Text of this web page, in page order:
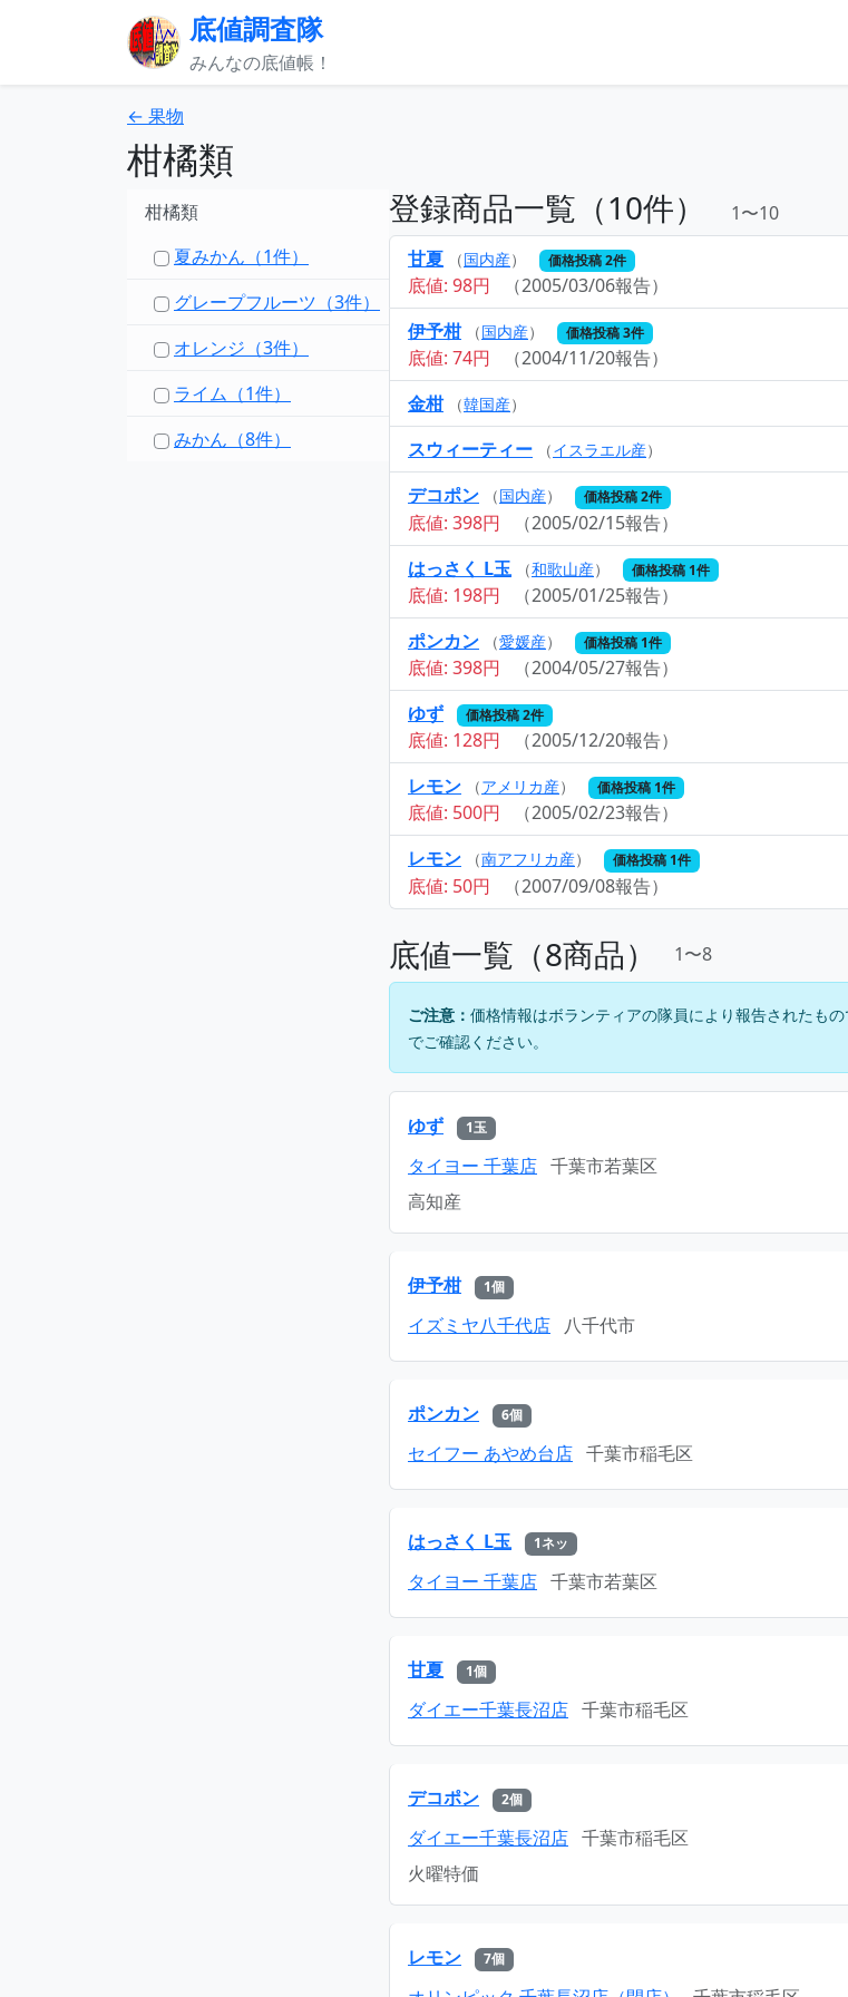
底値調査隊
みんなの底値帳！
← 果物
柑橘類
柑橘類
夏みかん（1件）
グレープフルーツ（3件）
オレンジ（3件）
ライム（1件）
みかん（8件）
登録商品一覧（10件）
1〜10
甘夏
（国内産） 価格投稿 2件
底値: 98円
（2005/03/06報告）
伊予柑
（国内産） 価格投稿 3件
底値: 74円
（2004/11/20報告）
金柑
（韓国産）
スウィーティー （イスラエル産）
デコポン （国内産） 価格投稿 2件
底値: 398円
（2005/02/15報告）
はっさく L玉
（和歌山産） 価格投稿 1件
底値: 198円
（2005/01/25報告）
ポンカン
（愛媛産） 価格投稿 1件
底値: 398円
（2004/05/27報告）
ゆず
価格投稿 2件
底値: 128円
（2005/12/20報告）
レモン
（アメリカ産） 価格投稿 1件
底値: 500円
（2005/02/23報告）
レモン
（南アフリカ産） 価格投稿 1件
底値: 50円 （2007/09/08報告）
底値一覧（8商品） 1〜8
ご注意： 価格情報はボランティアの隊員により報告されたも
でご確認ください。
ゆず 1玉
タイヨー 千葉店 千葉市若葉区
高知産
伊予柑 1個
イズミヤ八千代店 八千代市
ポンカン 6個
セイフー あやめ台店 千葉市稲毛区
はっさく L玉 1ネッ
タイヨー 千葉店 千葉市若葉区
甘夏 1個
ダイエー千葉長沼店 千葉市稲毛区
デコポン 2個
ダイエー千葉長沼店 千葉市稲毛区
火曜特価
レモン 7個